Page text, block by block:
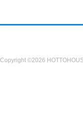
Copyright ©2026